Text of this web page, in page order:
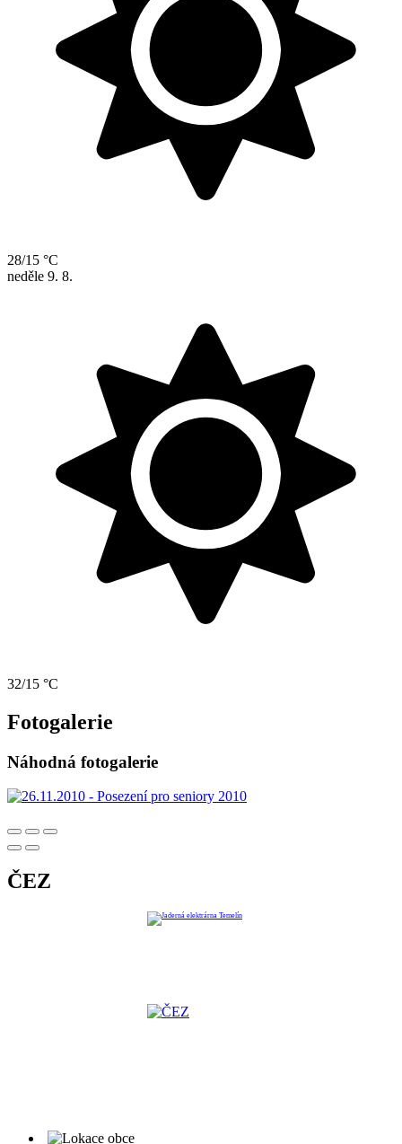
28/15 °C
neděle 9. 8.
32/15 °C
Fotogalerie
Náhodná fotogalerie
ČEZ